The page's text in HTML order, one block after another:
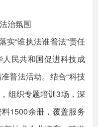
治氛围
“谁执法谁普法”责任
民共和国促进科技成
普法活动。结合“科技
组织专题培训3场，深
1500余册，覆盖服务